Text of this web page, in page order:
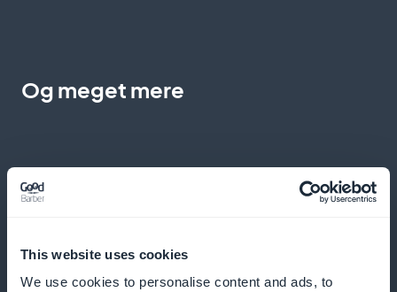
This website uses cookies
We use cookies to personalise content and ads, to
Og meget mere
Detaljeret indsigt bag kulisserne